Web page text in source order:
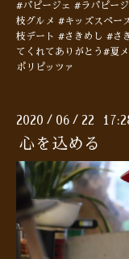
#パピージェ #ラパピー
枝グルメ #キッズスペ
枝デート #さきめし #さ
てくれてありがとう#夏
ポリピッツァ
2020 / 06 / 22
心を込める